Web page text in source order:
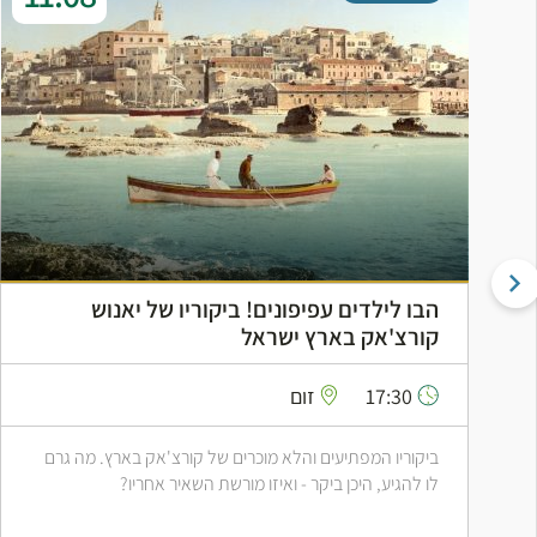
הבו לילדים עפיפונים! ביקוריו של יאנוש
קורצ'אק בארץ ישראל
17:30 זום
ביקוריו המפתיעים והלא מוכרים של קורצ'אק בארץ. מה גרם
לו להגיע, היכן ביקר - ואיזו מורשת השאיר אחריו?